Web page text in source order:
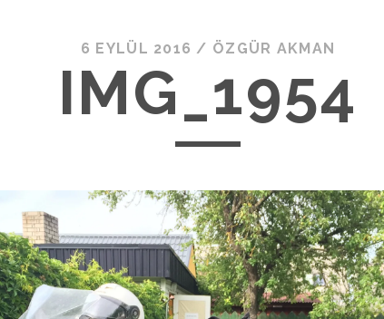
6 EYLÜL 2016 / ÖZGÜR AKMAN
IMG_1954